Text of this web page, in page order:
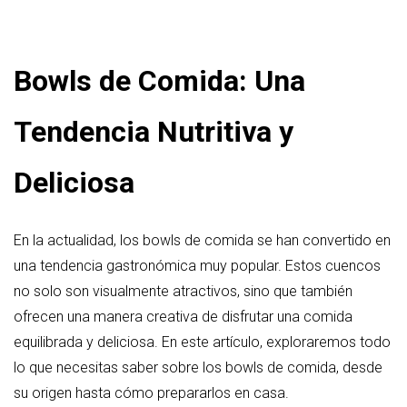
Bowls de Comida: Una
Tendencia Nutritiva y
Deliciosa
En la actualidad, los bowls de comida se han convertido en
una tendencia gastronómica muy popular. Estos cuencos
no solo son visualmente atractivos, sino que también
ofrecen una manera creativa de disfrutar una comida
equilibrada y deliciosa. En este artículo, exploraremos todo
lo que necesitas saber sobre los bowls de comida, desde
su origen hasta cómo prepararlos en casa.